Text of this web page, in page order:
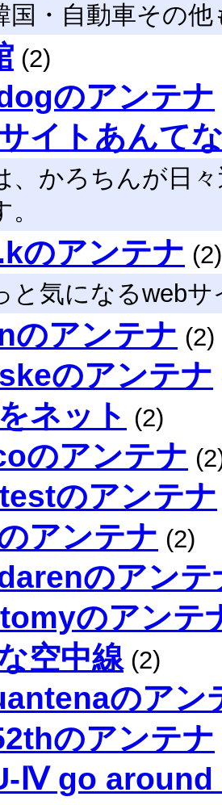
国・自動車その
(2)
のアンテナ
イトあんて
、かろちんが日
のアンテナ (2)
と気になるweb
のアンテナ (2)
のアンテナ
ネット (2)
のアンテナ
のアンテナ
アンテナ (2)
のアンテ
のアンテ
空中線(2)
のアン
のアンテナ
Ⅳ go